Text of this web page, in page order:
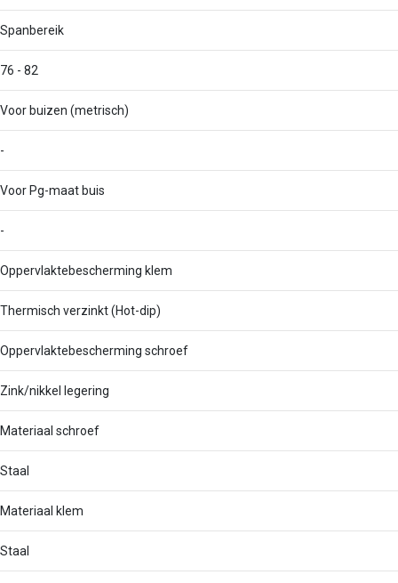
Spanbereik
76 - 82
Voor buizen (metrisch)
-
Voor Pg-maat buis
-
Oppervlaktebescherming klem
Thermisch verzinkt (Hot-dip)
Oppervlaktebescherming schroef
Zink/nikkel legering
Materiaal schroef
Staal
Materiaal klem
Staal